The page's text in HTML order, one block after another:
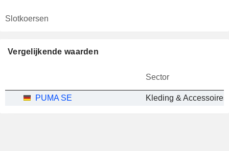
Slotkoersen
Vergelijkende waarden
Sector
PUMA SE Kleding &